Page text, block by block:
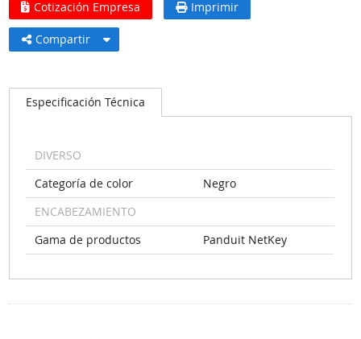
Cotización Empresa Imprimir
Compartir
Especificación Técnica
DIVERSO
Categoría de color
Negro
ENCABEZAMIENTO
Gama de productos
Panduit NetKey